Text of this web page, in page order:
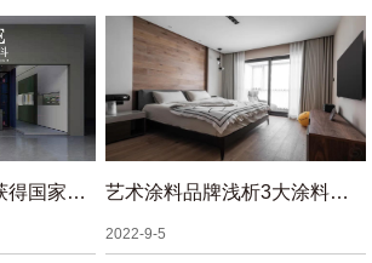
CCC认证 | 弗雷迪获得国家强制性产品 艺术涂料品牌浅析3大涂料的颜色
2022-9-5